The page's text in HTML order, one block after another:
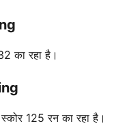
का रहा है।
125 रन का रहा है।